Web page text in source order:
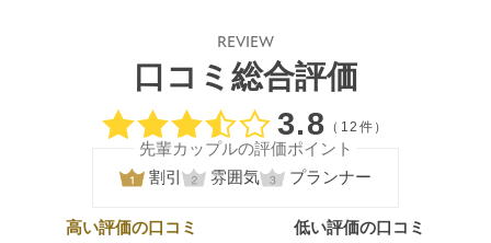
REVIEW
口コミ総合評価
口コミ評価
3.8 （12件）
先輩カップルの評価ポイント
割引
雰囲気 プランナー
高い評価の口コミ 低い評価の口コミ